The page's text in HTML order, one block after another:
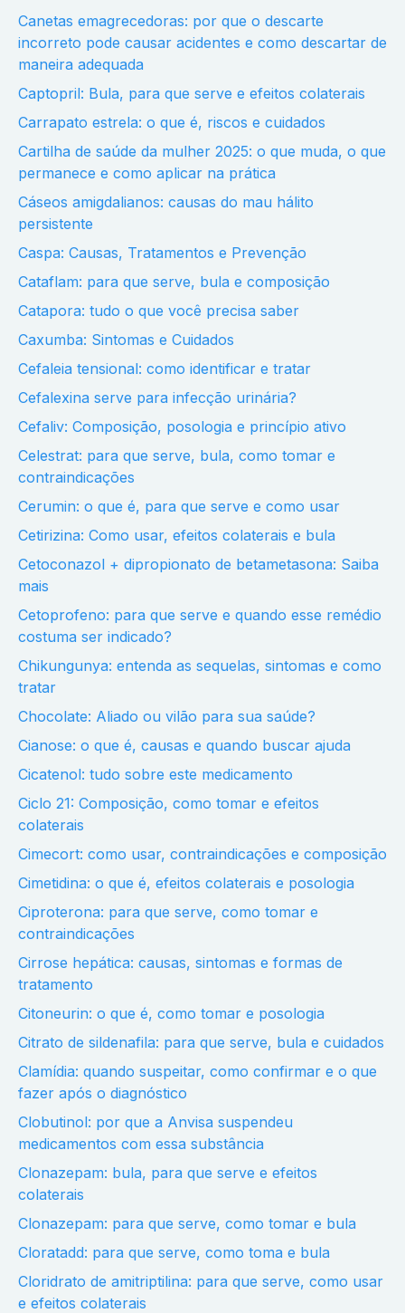
Canetas emagrecedoras: por que o descarte
incorreto pode causar acidentes e como descartar de
maneira adequada
Captopril: Bula, para que serve e efeitos colaterais
Carrapato estrela: o que é, riscos e cuidados
Cartilha de saúde da mulher 2025: o que muda, o que
permanece e como aplicar na prática
Cáseos amigdalianos: causas do mau hálito
persistente
Caspa: Causas, Tratamentos e Prevenção
Cataflam: para que serve, bula e composição
Catapora: tudo o que você precisa saber
Caxumba: Sintomas e Cuidados
Cefaleia tensional: como identificar e tratar
Cefalexina serve para infecção urinária?
Cefaliv: Composição, posologia e princípio ativo
Celestrat: para que serve, bula, como tomar e
contraindicações
Cerumin: o que é, para que serve e como usar
Cetirizina: Como usar, efeitos colaterais e bula
Cetoconazol + dipropionato de betametasona: Saiba
mais
Cetoprofeno: para que serve e quando esse remédio
costuma ser indicado?
Chikungunya: entenda as sequelas, sintomas e como
tratar
Chocolate: Aliado ou vilão para sua saúde?
Cianose: o que é, causas e quando buscar ajuda
Cicatenol: tudo sobre este medicamento
Ciclo 21: Composição, como tomar e efeitos
colaterais
Cimecort: como usar, contraindicações e composição
Cimetidina: o que é, efeitos colaterais e posologia
Ciproterona: para que serve, como tomar e
contraindicações
Cirrose hepática: causas, sintomas e formas de
tratamento
Citoneurin: o que é, como tomar e posologia
Citrato de sildenafila: para que serve, bula e cuidados
Clamídia: quando suspeitar, como confirmar e o que
fazer após o diagnóstico
Clobutinol: por que a Anvisa suspendeu
medicamentos com essa substância
Clonazepam: bula, para que serve e efeitos
colaterais
Clonazepam: para que serve, como tomar e bula
Cloratadd: para que serve, como toma e bula
Cloridrato de amitriptilina: para que serve, como usar
e efeitos colaterais